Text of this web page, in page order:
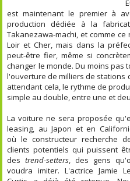
est maintenant le premier à
production dédiée à la
Takanezawa-machi, et comme
Loir et Cher, mais dans la
peut-être fier, même si
changer le monde. Du moins pas
l'ouverture de milliers de stations
attendant cela, le rythme de
simple au double, entre une et
La voiture ne sera proposée
leasing, au Japon et en
où le constructeur recherche
clients potentiels qui puissent
destrend-setters, des gens
voudra imiter. L'actrice Jamie